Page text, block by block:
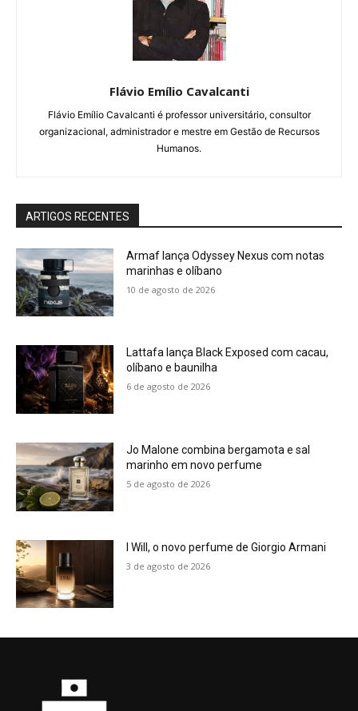
Flávio Emílio Cavalcanti
Flávio Emílio Cavalcanti é professor universitário, consultor
organizacional, administrador e mestre em Gestão de Recursos
Humanos.
ARTIGOS RECENTES
Armaf lança Odyssey Nexus com notas
marinhas e olíbano
10 de agosto de 2026
Lattafa lança Black Exposed com cacau,
olíbano e baunilha
6 de agosto de 2026
Jo Malone combina bergamota e sal
marinho em novo perfume
5 de agosto de 2026
I Will, o novo perfume de Giorgio Armani
3 de agosto de 2026